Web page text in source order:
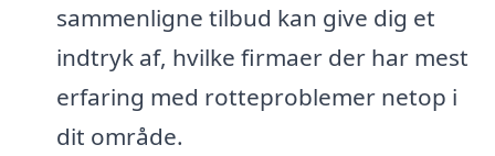
sammenligne tilbud kan give dig et
indtryk af, hvilke firmaer der har mest
erfaring med rotteproblemer netop i
dit område.